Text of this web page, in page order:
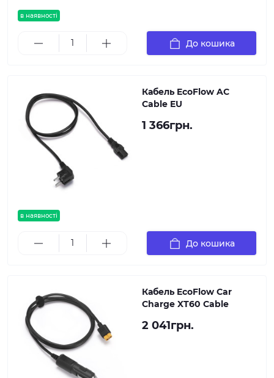
в наявності
До кошика
в наявності
Кабель EcoFlow AC
Cable EU
1 366грн.
До кошика
Кабель EcoFlow Car
Charge XT60 Cable
2 041грн.